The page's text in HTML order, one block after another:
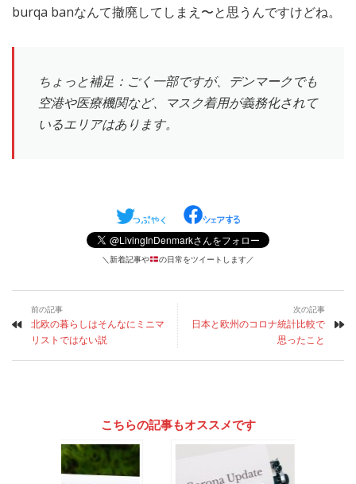
burqa banなんて撤廃してしまえ〜と思うんですけどね。
ちょっと補足：ごく一部ですが、デンマークでも
空港や医療機関など、マスク着用が義務化されて
いるエリアはあります。
＼新着記事や の日常をツイートします／
前の記事
北欧の暮らしはそんなにミニマ
リストではない説
次の記事
日本と欧州のコロナ統計比較で
思ったこと
こちらの記事もオススメです